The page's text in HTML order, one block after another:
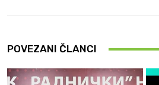
POVEZANI ČLANCI